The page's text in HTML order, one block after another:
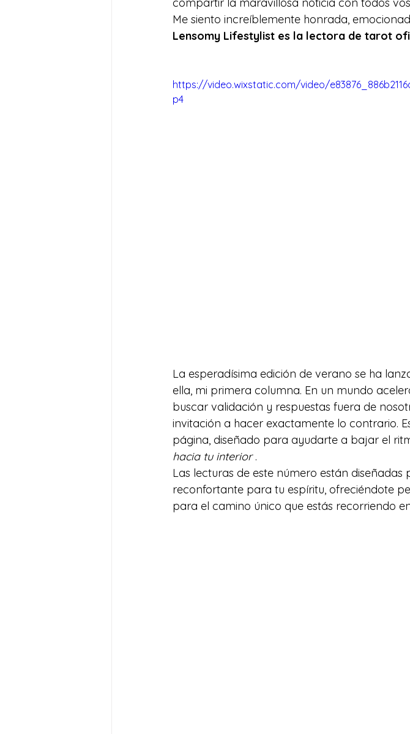
compartir la maravillosa noticia con todos
Me siento increíblemente honrada,
Lensomy Lifestylist es la lectora de tarot
https://video.wixstatic.com/video/
p4
La esperadísima edición de verano se ha
ella, mi primera columna. En un mundo
buscar validación y respuestas fuera de
invitación a hacer exactamente lo contrario.
página, diseñado para ayudarte a bajar el
hacia tu interior .
Las lecturas de este número están
reconfortante para tu espíritu, ofreciéndote
para el camino único que estás recorriendo